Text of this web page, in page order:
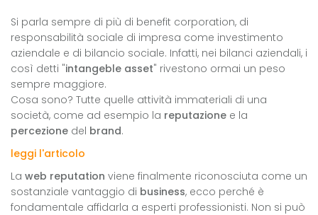
Si parla sempre di più di benefit corporation, di
responsabilità sociale di impresa come investimento
aziendale e di bilancio sociale. Infatti, nei bilanci aziendali, i
così detti "intangeble asset" rivestono ormai un peso
sempre maggiore.
Cosa sono? Tutte quelle attività immateriali di una
società, come ad esempio la reputazione e la
percezione del brand.
leggi l'articolo
La web reputation viene finalmente riconosciuta come un
sostanziale vantaggio di business, ecco perché è
fondamentale affidarla a esperti professionisti. Non si può